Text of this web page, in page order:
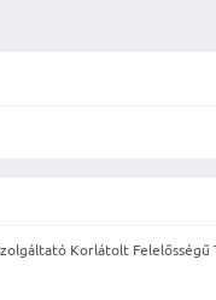
Korlátolt Felelősségű